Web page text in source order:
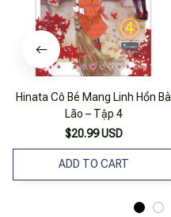
Hinata Cô Bé Mang Linh Hồn Bà
Lão – Tập 4
$20.99 USD
ADD TO CART